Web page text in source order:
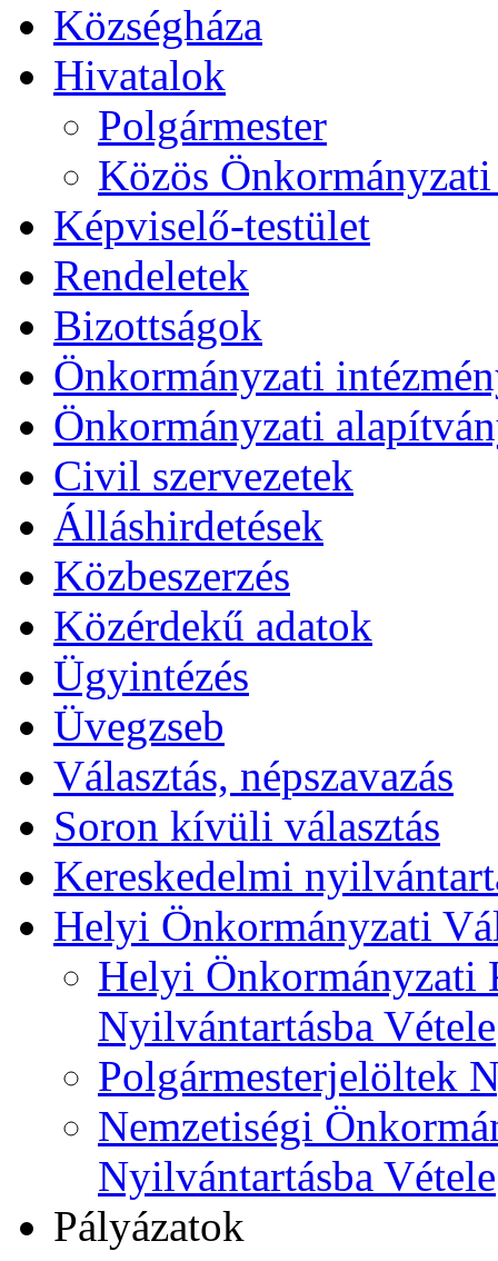
Községháza
Hivatalok
Polgármester
Közös
Képviselő-testület
Rendeletek
Bizottságok
Önkormányzati
Önkormányzati
Civil szervezetek
Álláshirdetések
Közbeszerzés
Közérdekű adatok
Ügyintézés
Üvegzseb
Választás, népszavazás
Soron kívüli választás
Kereskedelmi
Helyi Önkormányzati
Helyi Önkormányzati
Nyilvántartásba Vétele
Polgármesterjelöltek
Nemzetiségi
Nyilvántartásba Vétele
Pályázatok